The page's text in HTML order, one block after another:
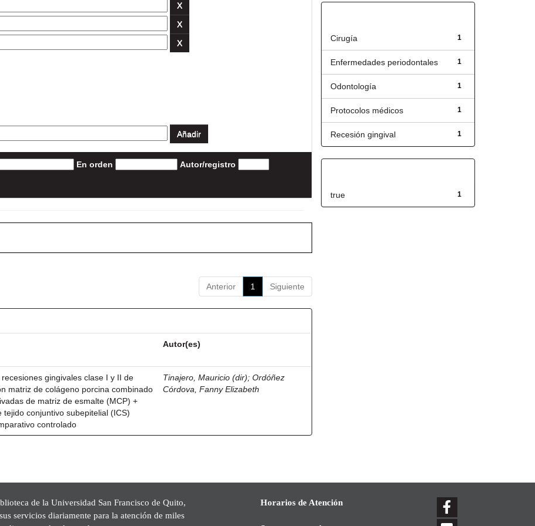
En orden Autor/registro
Anterior 1 Siguiente
Autor(es)
gingivales clase I y II de
matriz de colágeno porcina combinado
de matriz de esmalte (MCP) +
tejido conjuntivo subepitelial (ICS)
controlado
Tinajero, Mauricio (dir);Ordóñez
Córdova, Fanny Elizabeth
1
Cirugía
1
Enfermedades periodontales
1
Odontología
1
Protocolos médicos
1
Recesión gingival
1
true
de la Universidad San Francisco de Quito,
servicios diariamente para la atención de miles
Horarios de Atención